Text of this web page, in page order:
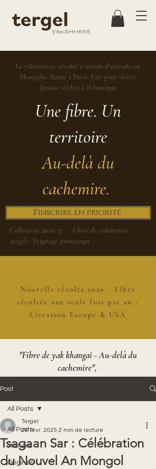
Le yakshmere, récolté à 2000m d'altitude en
Mongolie. Pensé à Paris. Fait pour durer.
Jamais réédité à l'identique
Une fibre. Un
territoire
Au-delà du
cachemire.
S'inscrire en priorité
Collection 2026-27 - Fibre de yakshmere
tergel - Peignage printemps
Nouvelle récolte 2026 - Fibre
récoltée une seule fois par an -
Livraison Europe & USA
"Fibre de yak khangai - Au-delà du
cachemire",
Post
All Posts
Matière
Origines
All Posts
Tsagaan Sar : Célébration
du Nouvel An Mongol
Tergel
24 févr. 2025 2 min de lecture